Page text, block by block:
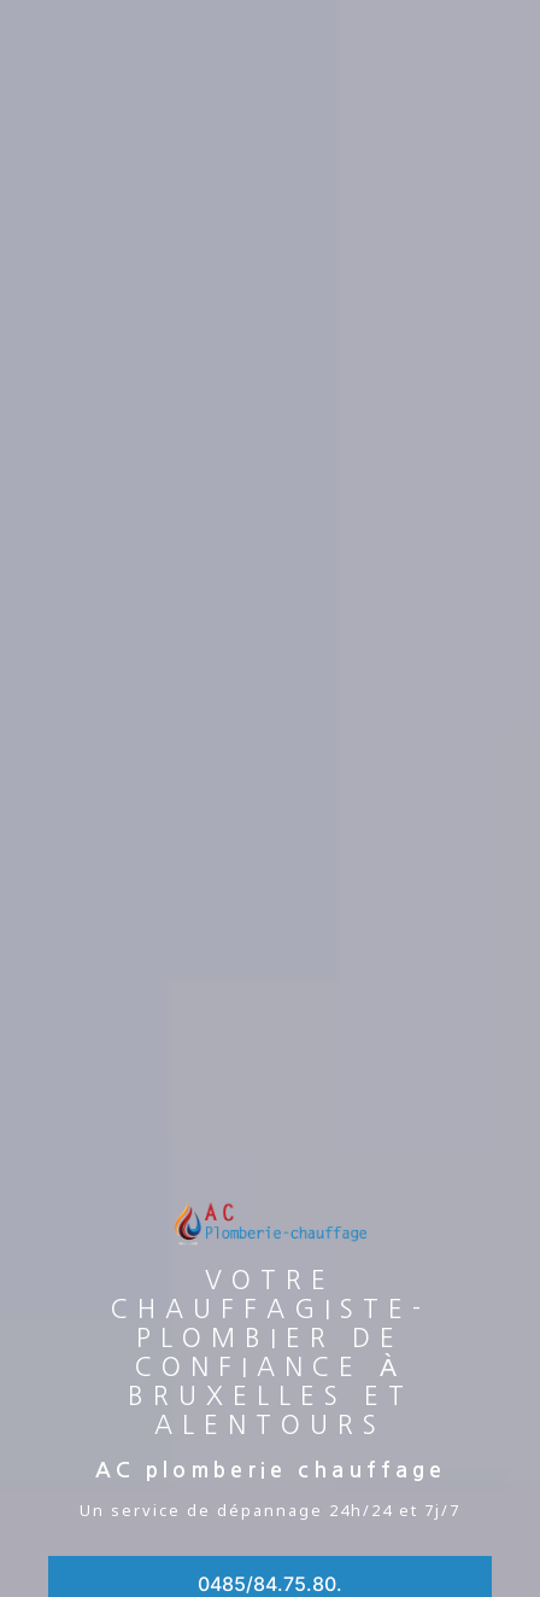
VOTRE
CHAUFFAGISTE-
PLOMBIER DE
CONFIANCE À
BRUXELLES ET
ALENTOURS
AC plomberie chauffage
Un service de dépannage 24h/24 et 7j/7
0485/84.75.80.